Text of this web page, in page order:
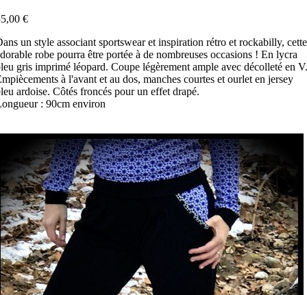
€
un style associant sportswear et inspiration rétro et rockabilly, cette
robe pourra être portée à de nombreuses occasions ! En lycra
gris imprimé léopard. Coupe légèrement ample avec décolleté en V.
à l'avant et au dos, manches courtes et ourlet en jersey
ardoise. Côtés froncés pour un effet drapé.
: 90cm environ